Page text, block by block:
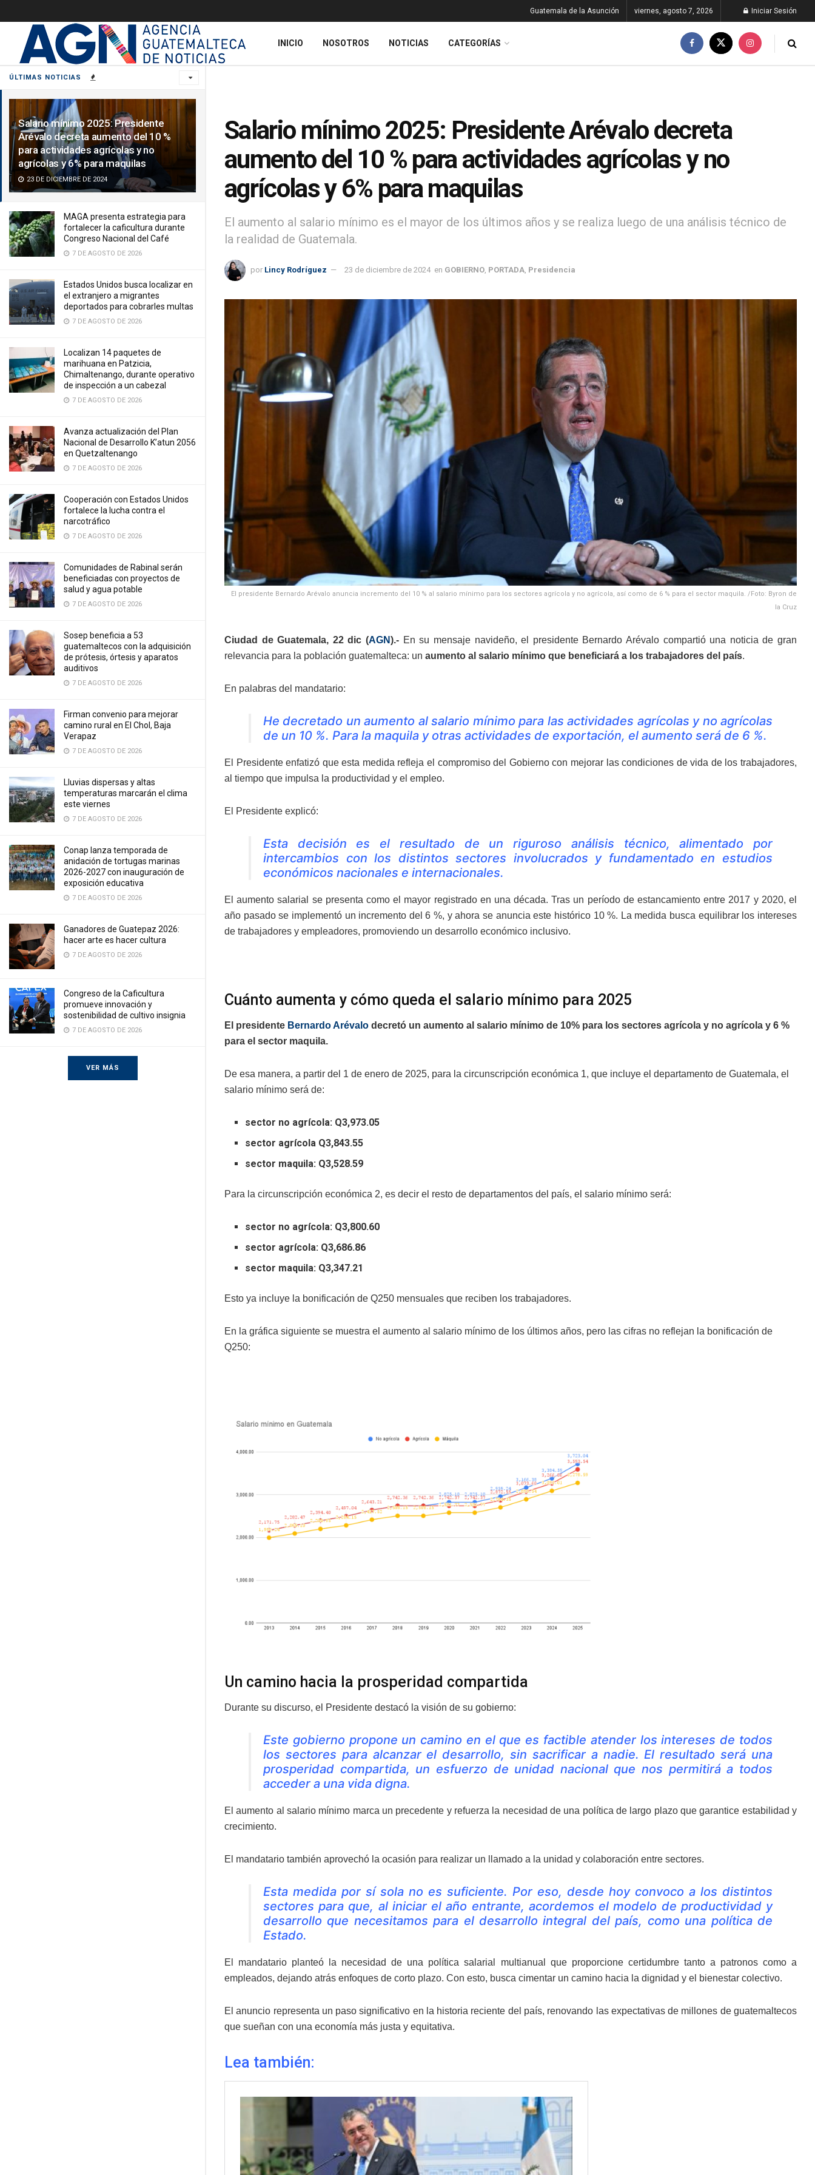
ÚLTIMAS NOTICIAS
Salario mínimo 2025: Presidente
Arévalo decreta aumento del 10 %
para actividades agrícolas y no
agrícolas y 6% para maquilas
23 DE DICIEMBRE DE 2024
MAGA presenta estrategia para
fortalecer la caficultura durante
Congreso Nacional del Café
7 DE AGOSTO DE 2026
Estados Unidos busca localizar en
el extranjero a migrantes
deportados para cobrarles multas
7 DE AGOSTO DE 2026
Localizan 14 paquetes de
marihuana en Patzicia,
Chimaltenango, durante operativo
de inspección a un cabezal
7 DE AGOSTO DE 2026
Avanza actualización del Plan
Nacional de Desarrollo K’atun 2056
en Quetzaltenango
7 DE AGOSTO DE 2026
Cooperación con Estados Unidos
fortalece la lucha contra el
narcotráfico
7 DE AGOSTO DE 2026
Comunidades de Rabinal serán
beneficiadas con proyectos de
salud y agua potable
7 DE AGOSTO DE 2026
Sosep beneficia a 53
guatemaltecos con la adquisición
de prótesis, órtesis y aparatos
auditivos
7 DE AGOSTO DE 2026
Firman convenio para mejorar
camino rural en El Chol, Baja
Verapaz
7 DE AGOSTO DE 2026
Lluvias dispersas y altas
temperaturas marcarán el clima
este viernes
7 DE AGOSTO DE 2026
Conap lanza temporada de
anidación de tortugas marinas
2026-2027 con inauguración de
exposición educativa
7 DE AGOSTO DE 2026
Ganadores de Guatepaz 2026:
hacer arte es hacer cultura
7 DE AGOSTO DE 2026
Congreso de la Caficultura
promueve innovación y
sostenibilidad de cultivo insignia
7 DE AGOSTO DE 2026
VER MÁS
Guatemala de la Asunción viernes, agosto 7, 2026 Iniciar Sesión
INICIO NOSOTROS NOTICIAS CATEGORÍAS
Salario mínimo 2025: Presidente Arévalo decreta
aumento del 10 % para actividades agrícolas y no
agrícolas y 6% para maquilas
El aumento al salario mínimo es el mayor de los últimos años y se realiza luego de una análisis técnico de
la realidad de Guatemala.
por Lincy Rodríguez 23 de diciembre de 2024 en GOBIERNO PORTADA Presidencia
El presidente Bernardo Arévalo anuncia incremento del 10 % al salario mínimo para los sectores agrícola y no agrícola, así como de 6 % para el sector maquila. /Foto: Byron de
la Cruz
Ciudad de Guatemala, 22 dic (AGN).- En su mensaje navideño, el presidente Bernardo Arévalo compartió una noticia de gran
relevancia para la población guatemalteca: un aumento al salario mínimo que beneficiará a los trabajadores del país.
En palabras del mandatario:
He decretado un aumento al salario mínimo para las actividades agrícolas y no agrícolas
de un 10 %. Para la maquila y otras actividades de exportación, el aumento será de 6 %.
El Presidente enfatizó que esta medida refleja el compromiso del Gobierno con mejorar las condiciones de vida de los trabajadores,
al tiempo que impulsa la productividad y el empleo.
El Presidente explicó:
Esta decisión es el resultado de un riguroso análisis técnico, alimentado por
intercambios con los distintos sectores involucrados y fundamentado en estudios
económicos nacionales e internacionales.
El aumento salarial se presenta como el mayor registrado en una década. Tras un período de estancamiento entre 2017 y 2020, el
año pasado se implementó un incremento del 6 %, y ahora se anuncia este histórico 10 %. La medida busca equilibrar los intereses
de trabajadores y empleadores, promoviendo un desarrollo económico inclusivo.
Cuánto aumenta y cómo queda el salario mínimo para 2025
El presidente Bernardo Arévalo decretó un aumento al salario mínimo de 10% para los sectores agrícola y no agrícola y 6 %
para el sector maquila.
De esa manera, a partir del 1 de enero de 2025, para la circunscripción económica 1, que incluye el departamento de Guatemala, el
salario mínimo será de:
sector no agrícola: Q3,973.05
sector agrícola Q3,843.55
sector maquila: Q3,528.59
Para la circunscripción económica 2, es decir el resto de departamentos del país, el salario mínimo será:
sector no agrícola: Q3,800.60
sector agrícola: Q3,686.86
sector maquila: Q3,347.21
Esto ya incluye la bonificación de Q250 mensuales que reciben los trabajadores.
En la gráfica siguiente se muestra el aumento al salario mínimo de los últimos años, pero las cifras no reflejan la bonificación de
Q250:
Un camino hacia la prosperidad compartida
Durante su discurso, el Presidente destacó la visión de su gobierno:
Este gobierno propone un camino en el que es factible atender los intereses de todos
los sectores para alcanzar el desarrollo, sin sacrificar a nadie. El resultado será una
prosperidad compartida, un esfuerzo de unidad nacional que nos permitirá a todos
acceder a una vida digna.
El aumento al salario mínimo marca un precedente y refuerza la necesidad de una política de largo plazo que garantice estabilidad y
crecimiento.
El mandatario también aprovechó la ocasión para realizar un llamado a la unidad y colaboración entre sectores.
Esta medida por sí sola no es suficiente. Por eso, desde hoy convoco a los distintos
sectores para que, al iniciar el año entrante, acordemos el modelo de productividad y
desarrollo que necesitamos para el desarrollo integral del país, como una política de
Estado.
El mandatario planteó la necesidad de una política salarial multianual que proporcione certidumbre tanto a patronos como a
empleados, dejando atrás enfoques de corto plazo. Con esto, busca cimentar un camino hacia la dignidad y el bienestar colectivo.
El anuncio representa un paso significativo en la historia reciente del país, renovando las expectativas de millones de guatemaltecos
que sueñan con una economía más justa y equitativa.
Lea también: